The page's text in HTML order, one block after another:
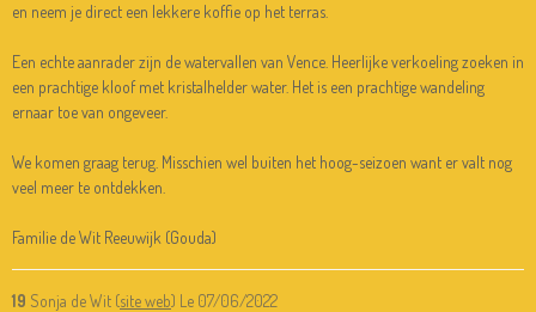
en neem je direct een lekkere koffie op het terras.
Een echte aanrader zijn de watervallen van Vence. Heerlijke verkoeling zoeken in
een prachtige kloof met kristalhelder water. Het is een prachtige wandeling
ernaar toe van ongeveer.
We komen graag terug. Misschien wel buiten het hoog-seizoen want er valt nog
veel meer te ontdekken.
Familie de Wit Reeuwijk (Gouda)
19 Sonja de Wit (site web) Le 07/06/2022